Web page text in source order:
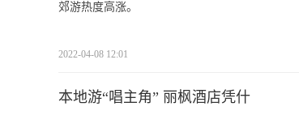
郊游热度高涨。
2022-04-08 12:01
本地游“唱主角” 丽枫酒店凭什